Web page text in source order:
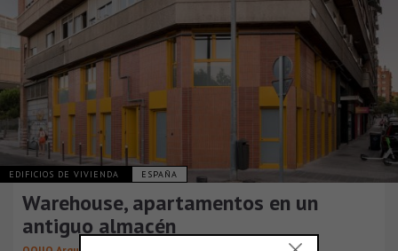
EDIFICIOS DE VIVIENDA ESPAÑA
Warehouse, apartamentos en un
antiguo almacén